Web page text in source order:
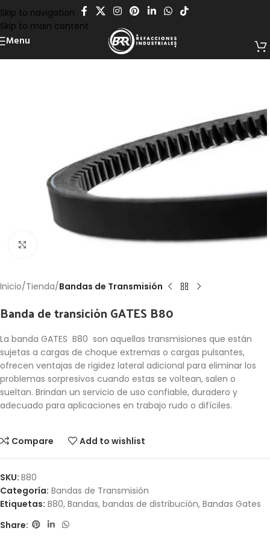
Skip to navigation
Skip to main content
Menu
Inicio Tienda Bandas de Transmisión
Banda de transición GATES B80
La banda GATES B80 son aquellas transmisiones que están
sujetas a cargas de choque extremas o cargas pulsantes,
ofrecen ventajas de rigidez lateral adicional para eliminar los
problemas sorpresivos cuando estas se voltean, salen o
sueltan. Brindan un servicio de uso confiable, duradero y
adecuado para aplicaciones en trabajo rudo o difíciles.
Compare Add to wishlist
SKU: B80
Categoría: Bandas de Transmisión
Etiquetas: B80, Bandas, bandas de distribución, Bandas Gates
Share: